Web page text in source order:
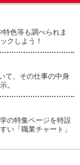
色等も調べられま
クしよう！
て、その仕事の中身
。
の特集ページを特設
い「職業チャート」